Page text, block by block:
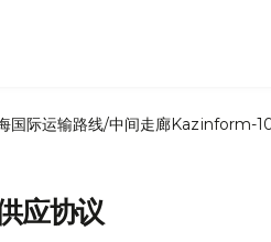
国际运输路线/中间走廊Kazinform-
应协议